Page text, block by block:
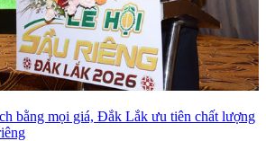
bằng mọi giá, Đắk Lắk ưu tiên chất lượng